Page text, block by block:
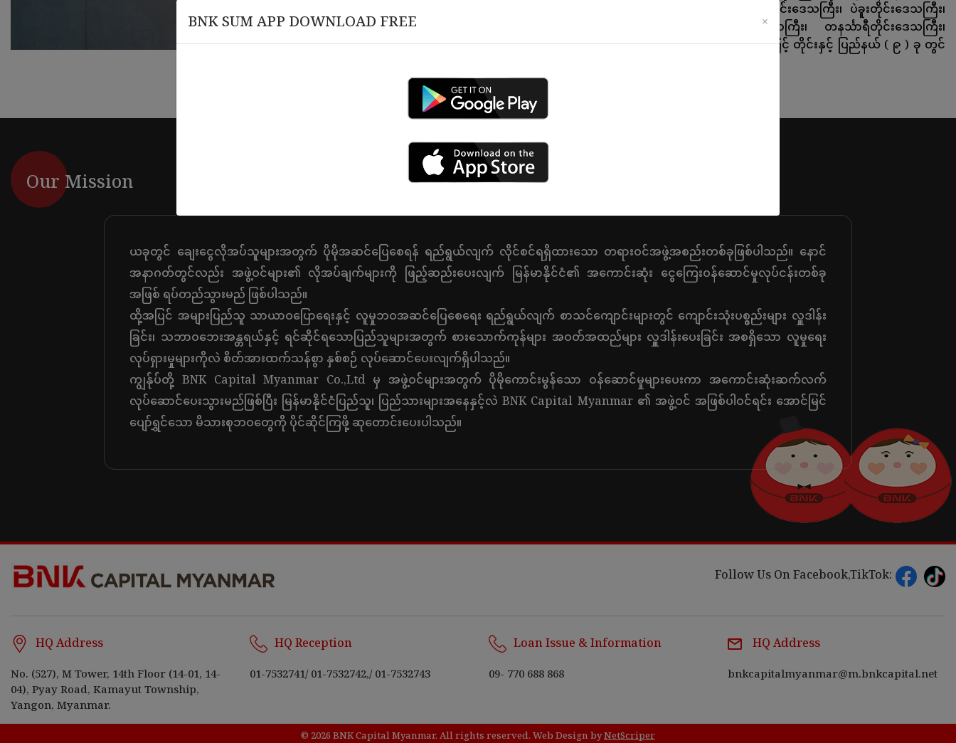
အကောင်အထည်ဖော် ဆောင်ရွက်ခဲ့ရာ ယခုအခါ ရန်ကုန်တိုင်းဒေသကြီး၊ ပဲခူးတိုင်းဒေသကြီး၊
မွန်ပြည်နယ်၊ မကွေးတိုင်းဒေသကြီး၊ စစ်ကိုင်းတိုင်းဒေသကြီး၊ တနင်္သာရီတိုင်းဒေသကြီး၊
ကချင်ပြည်နယ်၊ ကရင်ပြည်နယ် နှင့် ရှမ်းပြည်နယ် အစရှိသဖြင့် တိုင်းနှင့် ပြည်နယ် ( ၉ ) ခု တွင်
Our Mission
ယခုတွင် ချေးငွေလိုအပ်သူများအတွက် ပိုမိုအဆင်ပြေစေရန် ရည်ရွယ်လျက် လိုင်စင်ရရှိထားသော တရားဝင်အဖွဲ့အစည်းတစ်ခုဖြစ်ပါသည်။ နောင်
အနာဂတ်တွင်လည်း အဖွဲ့ဝင်များ၏ လိုအပ်ချက်များကို ဖြည့်ဆည်းပေးလျက် မြန်မာနိုင်ငံ၏ အကောင်းဆုံး ငွေကြေးဝန်ဆောင်မှုလုပ်ငန်းတစ်ခု
အဖြစ် ရပ်တည်သွားမည် ဖြစ်ပါသည်။
ထို့အပြင် အများပြည်သူ သာယာဝပြောရေးနှင့် လူမှုဘဝအဆင်ပြေစေရေး ရည်ရွယ်လျက် စာသင်ကျောင်းများတွင် ကျောင်းသုံးပစ္စည်းများ လှူဒါန်း
ခြင်း၊ သဘာဝဘေးအန္တရယ်နှင့် ရင်ဆိုင်ရသောပြည်သူများအတွက် စားသောက်ကုန်များ အဝတ်အထည်များ လှူဒါန်းပေးခြင်း အစရှိသော လူမှုရေး
လုပ်ရှားမှုများကိုလဲ စိတ်အားထက်သန်စွာ နှစ်စဉ် လုပ်ဆောင်ပေးလျက်ရှိပါသည်။
ကျွန်ုပ်တို့ BNK Capital Myanmar Co.,Ltd မှ အဖွဲ့ဝင်များအတွက် ပိုမိုကောင်းမွန်သော ဝန်ဆောင်မှုများပေးကာ အကောင်းဆုံးဆက်လက်
လုပ်ဆောင်ပေးသွားမည်ဖြစ်ပြီး မြန်မာနိုင်ငံပြည်သူ၊ ပြည်သားများအနေနှင့်လဲ BNK Capital Myanmar ၏ အဖွဲ့ဝင် အဖြစ်ပါဝင်ရင်း အောင်မြင်
ပျော်ရွှင်သော မိသားစုဘဝတွေကို ပိုင်ဆိုင်ကြဖို့ ဆုတောင်းပေးပါသည်။
BNK SUM APP DOWNLOAD FREE ×
Follow Us On Facebook,TikTok:
HQ Address
No. (527), M Tower, 14th Floor (14-01, 14-
04), Pyay Road, Kamayut Township,
Yangon, Myanmar.
HQ Reception
01-7532741/ 01-7532742,/ 01-7532743
Loan Issue & Information
09- 770 688 868
HQ Address
bnkcapitalmyanmar@m.bnkcapital.net
© 2026 BNK Capital Myanmar. All rights reserved. Web Design byNetScriper